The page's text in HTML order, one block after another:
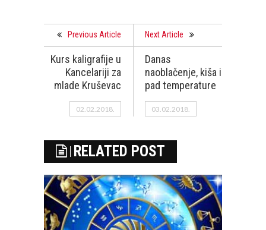
Previous Article
Kurs kaligrafije u
Kancelariji za
mlade Kruševac
02.02.2018.
Next Article
Danas
naoblačenje, kiša i
pad temperature
03.02.2018.
RELATED POST